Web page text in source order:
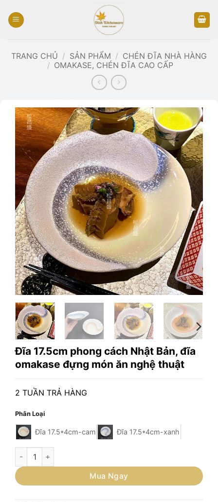
qua
dung
TRANG CHỦ / SẢN PHẨM / CHÉN ĐĨA NHÀ HÀNG
/ OMAKASE, CHÉN ĐĨA CAO CẤP
Đĩa 17.5cm phong cách Nhật Bản, đĩa
omakase đựng món ăn nghệ thuật
2 TUẦN TRẢ HÀNG
Phân Loại
Đĩa 17.5*4cm-cam Đĩa 17.5*4cm-xanh
Đĩa 17.5cm phong cách Nhật Bản, đĩa omakase đựng món
Mua Ngay